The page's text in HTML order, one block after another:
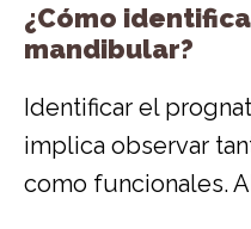
¿Cómo
mandibular?
Identificar el
implica observar
como funcionales.